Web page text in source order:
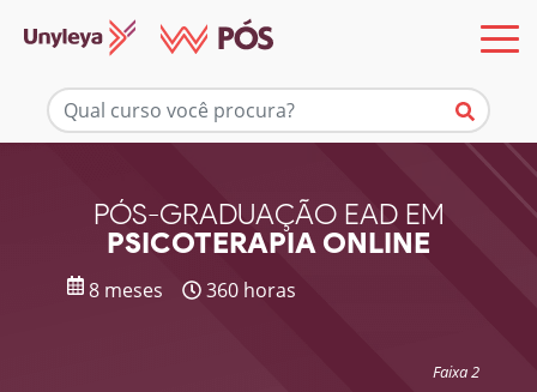
PÓS-GRADUAÇÃO EAD EM
PSICOTERAPIA ONLINE
8 meses 360 horas
Faixa 2
Mais informações